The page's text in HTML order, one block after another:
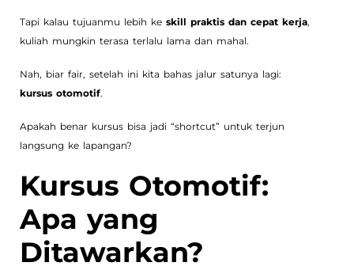
Tapi kalau tujuanmu lebih ke skill praktis dan cepat kerja,
kuliah mungkin terasa terlalu lama dan mahal.
Nah, biar fair, setelah ini kita bahas jalur satunya lagi:
kursus otomotif.
Apakah benar kursus bisa jadi “shortcut” untuk terjun
langsung ke lapangan?
Kursus Otomotif:
Apa yang
Ditawarkan?